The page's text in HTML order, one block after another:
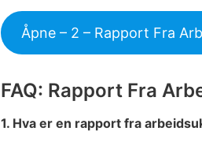
Åpne – 2 – Rapport Fra
FAQ: Rapport Fra
1. Hva er en rapport fra